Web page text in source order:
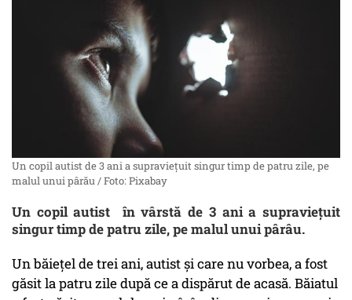
Un copil autist de 3 ani a supraviețuit singur timp de patru zile, pe
malul unui pârău / Foto: Pixabay
Un copil autist în vârstă de 3 ani a supraviețuit
singur timp de patru zile, pe malul unui pârâu.
Un băiețel de trei ani, autist și care nu vorbea, a fost
găsit la patru zile după ce a dispărut de acasă. Băiatul